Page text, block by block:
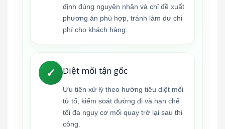
định đúng nguyên nhân và chỉ đề xuất
phương án phù hợp, tránh làm dư chi
phí cho khách hàng.
✓ Diệt mối tận gốc
Ưu tiên xử lý theo hướng tiêu diệt mối
từ tổ, kiểm soát đường đi và hạn chế
tối đa nguy cơ mối quay trở lại sau thi
công.